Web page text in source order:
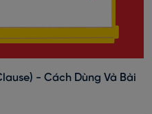
- Cách Dùng Và Bài